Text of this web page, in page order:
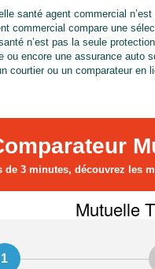
santé agent commercial
commercial compare une
n’est pas la seule
ou encore une assurance auto
courtier ou un comparateur en
de 3 minutes, découvrez les